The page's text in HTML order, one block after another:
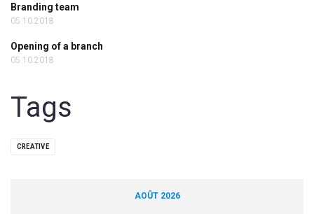
Branding team
05.10.2018
Opening of a branch
05.10.2018
Tags
CREATIVE
AOÛT 2026